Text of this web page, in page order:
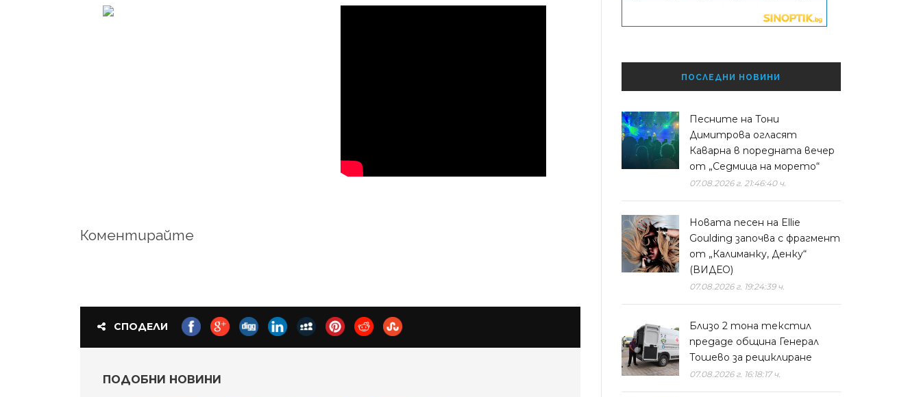
Коментирайте
СПОДЕЛИ
ПОДОБНИ НОВИНИ
ПОСЛЕДНИ НОВИНИ
Песните на Тони
Димитрова огласят
Каварна в поредната вечер
от „Седмица на морето“
07.08.2026 г. 21:46:40 ч.
Новата песен на Ellie
Goulding започва с фрагмент
от „Калиманку, Денку“
(ВИДЕО)
07.08.2026 г. 19:24:39 ч.
Близо 2 тона текстил
предаде община Генерал
Тошево за рециклиране
07.08.2026 г. 16:18:17 ч.